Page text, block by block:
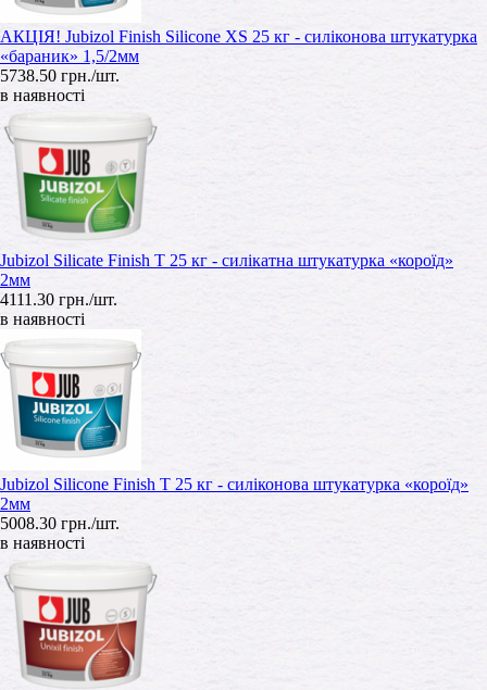
АКЦІЯ! Jubizol Finish Silicone XS 25 кг - силіконова штукатурка
«бараник» 1,5/2мм
5738.50 грн./шт.
в наявності
Jubizol Silicate Finish T 25 кг - силікатна штукатурка «короїд»
2мм
4111.30 грн./шт.
в наявності
Jubizol Silicone Finish T 25 кг - силіконова штукатурка «короїд»
2мм
5008.30 грн./шт.
в наявності